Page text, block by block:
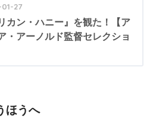
27
カン・ハニー』を観た！【ア
・アーノルド監督セレクショ
ほうへ